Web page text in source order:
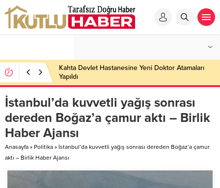
Kahta Devlet Hastanesine Yeni Doktor Atamaları
Yapıldı
İstanbul’da kuvvetli yağış sonrası
dereden Boğaz’a çamur aktı – Birlik
Haber Ajansı
Anasayfa » Politika » İstanbul’da kuvvetli yağış sonrası dereden Boğaz’a çamur
aktı – Birlik Haber Ajansı